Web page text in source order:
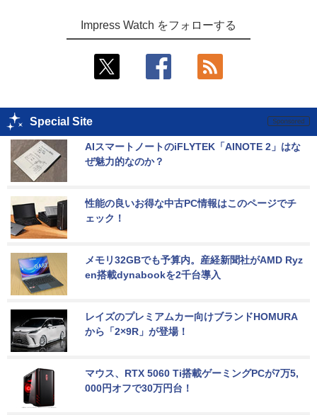
Impress Watch をフォローする
Special Site
AIスマートノートのiFLYTEK「AINOTE 2」はな
ぜ魅力的なのか？
性能の良いお得な中古PC情報はこのページでチ
ェック！
メモリ32GBでも予算内。産経新聞社がAMD Ryz
en搭載dynabookを2千台導入
レイズのプレミアムカー向けブランドHOMURA
から「2×9R」が登場！
マウス、RTX 5060 Ti搭載ゲーミングPCが7万5,
000円オフで30万円台！